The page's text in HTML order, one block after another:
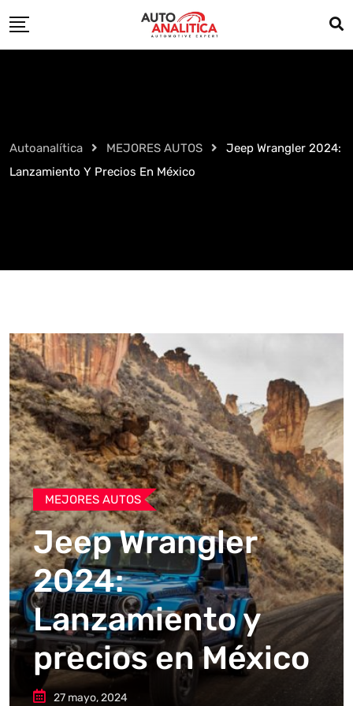
to
Autoanalítica MEJORES AUTOS
Jeep Wrangler 2024:
Lanzamiento Y Precios En México
MEJORES AUTOS
Jeep Wrangler
2024:
Lanzamiento y
precios en México
27 mayo, 2024